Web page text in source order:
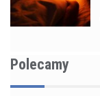
Polecamy